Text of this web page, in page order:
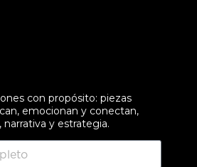
con propósito: piezas
emocionan y conectan,
y estrategia.